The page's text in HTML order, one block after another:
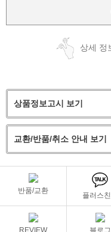
상세 정
상품정보고시 보기
교환/반품/취소 안내 보기
반품/교환
플러스
REVIEW 블로그